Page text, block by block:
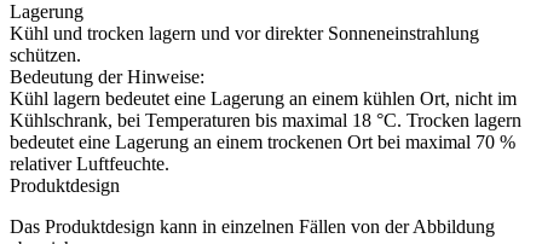
Lagerung
Kühl und trocken lagern und vor direkter Sonneneinstrahlung
schützen.
Bedeutung der Hinweise:
Kühl lagern bedeutet eine Lagerung an einem kühlen Ort, nicht im
Kühlschrank, bei Temperaturen bis maximal 18 °C. Trocken lagern
bedeutet eine Lagerung an einem trockenen Ort bei maximal 70 %
relativer Luftfeuchte.
Produktdesign
Das Produktdesign kann in einzelnen Fällen von der Abbildung